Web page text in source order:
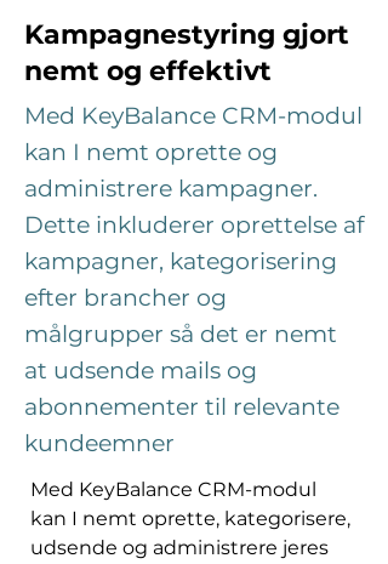
Kampagnestyring gjort
nemt og effektivt
Med KeyBalance CRM-modul
kan I nemt oprette og
administrere kampagner.
Dette inkluderer oprettelse af
kampagner, kategorisering
efter brancher og
målgrupper så det er nemt
at udsende mails og
abonnementer til relevante
kundeemner
Med KeyBalance CRM-modul
kan I nemt oprette, kategorisere,
udsende og administrere jeres